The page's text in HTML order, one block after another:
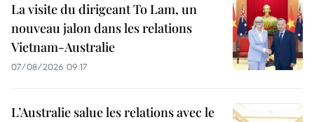
La visite du dirigeant To Lam, un
nouveau jalon dans les relations
Vietnam-Australie
07/08/2026 09:17
L’Australie salue les relations avec le